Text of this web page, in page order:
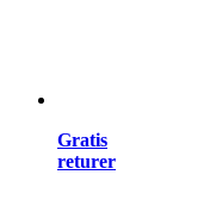
Gratis
returer